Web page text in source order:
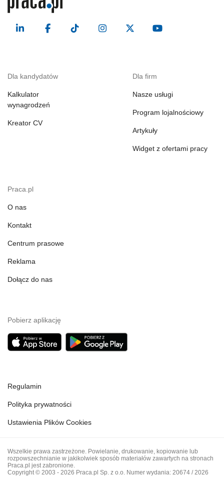
Dla kandydatów
Kalkulator
wynagrodzeń
Kreator CV
Dla firm
Nasze usługi
Program lojalnościowy
Artykuły
Widget z ofertami pracy
Praca.pl
O nas
Kontakt
Centrum prasowe
Reklama
Dołącz do nas
Pobierz aplikację
Regulamin
Polityka prywatności
Ustawienia Plików Cookies
Wszelkie prawa zastrzeżone. Powielanie, drukowanie, kopiowanie lub
rozpowszechnianie w jakikolwiek sposób materiałów zawartych na stronach
Praca.pl jest zabronione.
Copyright © 2003 - 2026 Praca.pl Sp. z o.o. Numer wydania: 20674 / 2026